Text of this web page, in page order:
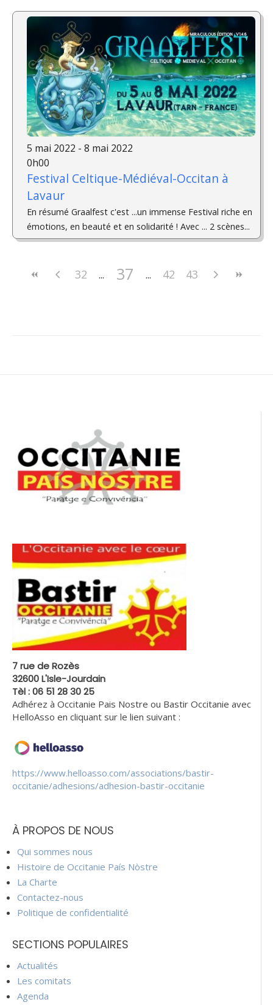
5 mai 2022 - 8 mai 2022
0h00
Festival Celtique-Médiéval-Occitan à
Lavaur
En résumé Graalfest c'est ...un immense Festival riche en
émotions, en beauté et en solidarité ! Avec ... 2 scènes...
32 37 42 43
7 rue de Rozès
32600 L'Isle-Jourdain
Tèl : 06 51 28 30 25
Adhérez à Occitanie Pais Nostre ou Bastir Occitanie avec
HelloAsso en cliquant sur le lien suivant :
https://www.helloasso.com/associations/bastir-
occitanie/adhesions/adhesion-bastir-occitanie
À PROPOS DE NOUS
Qui sommes nous
Histoire de Occitanie País Nòstre
La Charte
Contactez-nous
Politique de confidentialité
SECTIONS POPULAIRES
Actualités
Les comitats
Agenda